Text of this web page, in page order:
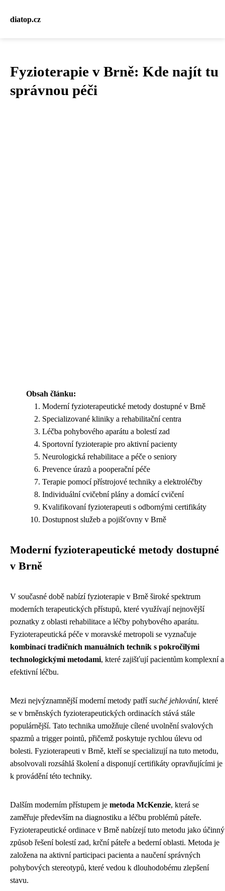
diatop.cz
Fyzioterapie v Brně: Kde najít tu
správnou péči
Obsah článku:
Moderní fyzioterapeutické metody dostupné v Brně
Specializované kliniky a rehabilitační centra
Léčba pohybového aparátu a bolestí zad
Sportovní fyzioterapie pro aktivní pacienty
Neurologická rehabilitace a péče o seniory
Prevence úrazů a pooperační péče
Terapie pomocí přístrojové techniky a elektroléčby
Individuální cvičební plány a domácí cvičení
Kvalifikovaní fyzioterapeuti s odbornými certifikáty
Dostupnost služeb a pojišťovny v Brně
Moderní fyzioterapeutické metody dostupné
v Brně
V současné době nabízí fyzioterapie v Brně široké spektrum
moderních terapeutických přístupů, které využívají nejnovější
poznatky z oblasti rehabilitace a léčby pohybového aparátu.
Fyzioterapeutická péče v moravské metropoli se vyznačuje
kombinací tradičních manuálních technik s pokročilými
technologickými metodami, které zajišťují pacientům komplexní a
efektivní léčbu.
Mezi nejvýznamnější moderní metody patřísuché jehlování, které
se v brněnských fyzioterapeutických ordinacích stává stále
populárnější. Tato technika umožňuje cílené uvolnění svalových
spazmů a trigger pointů, přičemž poskytuje rychlou úlevu od
bolesti. Fyzioterapeuti v Brně, kteří se specializují na tuto metodu,
absolvovali rozsáhlá školení a disponují certifikáty opravňujícími je
k provádění této techniky.
Dalším moderním přístupem je metoda McKenzie, která se
zaměřuje především na diagnostiku a léčbu problémů páteře.
Fyzioterapeutické ordinace v Brně nabízejí tuto metodu jako účinný
způsob řešení bolestí zad, krční páteře a bederní oblasti. Metoda je
založena na aktivní participaci pacienta a naučení správných
pohybových stereotypů, které vedou k dlouhodobému zlepšení
stavu.